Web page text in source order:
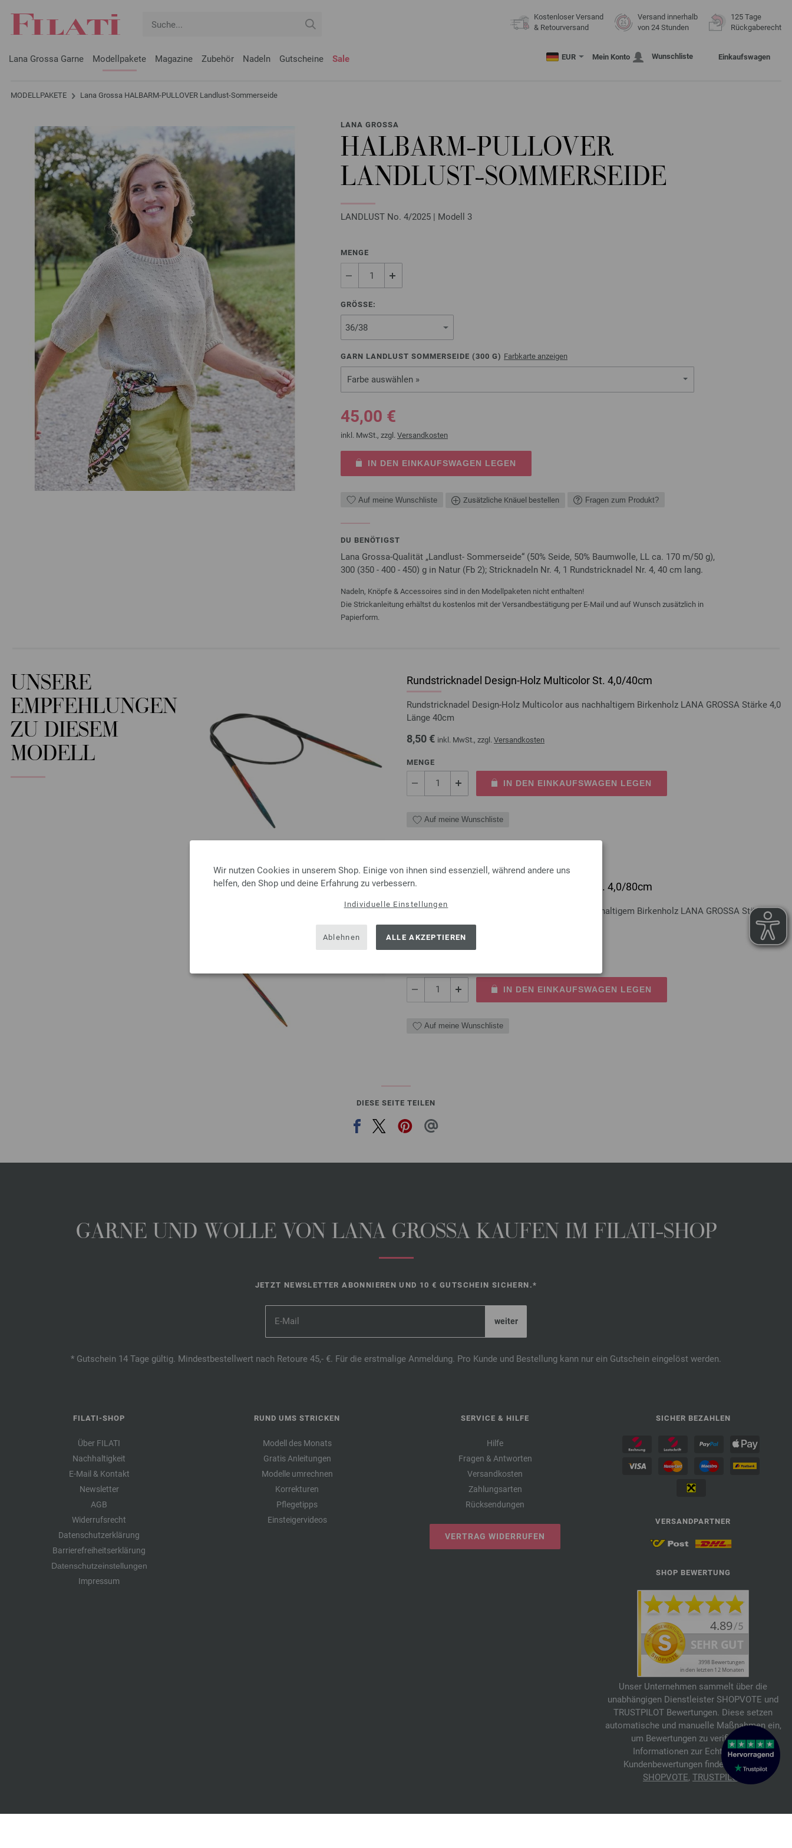
Wir nutzen Cookies in unserem Shop. Einige von ihnen sind essenziell, während andere uns
helfen, den Shop und deine Erfahrung zu verbessern.
Individuelle Einstellungen
Ablehnen ALLE AKZEPTIEREN
Kostenloser Versand
& Retourversand
Versand innerhalb
von 24 Stunden
125 Tage
Rückgaberecht
Lana Grossa Garne Modellpakete Magazine Zubehör Nadeln Gutscheine Sale EUR Mein Konto Wunschliste Einkaufswagen
MODELLPAKETE Lana Grossa HALBARM-PULLOVER Landlust-Sommerseide
LANA GROSSA
HALBARM-PULLOVER
LANDLUST-SOMMERSEIDE
LANDLUST No. 4/2025 | Modell 3
MENGE
GRÖSSE:
GARN LANDLUST SOMMERSEIDE (300 G) Farbkarte anzeigen
Farbe auswählen »
45,00 €
inkl. MwSt., zzgl. Versandkosten
IN DEN EINKAUFSWAGEN LEGEN
Auf meine Wunschliste Zusätzliche Knäuel bestellen Fragen zum Produkt?
DU BENÖTIGST
Lana Grossa-Qualität „Landlust- Sommerseide“ (50% Seide, 50% Baumwolle, LL ca. 170 m/50 g),
300 (350 - 400 - 450) g in Natur (Fb 2); Stricknadeln Nr. 4, 1 Rundstricknadel Nr. 4, 40 cm lang.
Nadeln, Knöpfe & Accessoires sind in den Modellpaketen nicht enthalten!
Die Strickanleitung erhältst du kostenlos mit der Versandbestätigung per E-Mail und auf Wunsch zusätzlich in
Papierform.
UNSERE
EMPFEHLUNGEN
ZU DIESEM
MODELL
Rundstricknadel Design-Holz Multicolor St. 4,0/40cm
Rundstricknadel Design-Holz Multicolor aus nachhaltigem Birkenholz LANA GROSSA Stärke 4,0
Länge 40cm
8,50 € inkl. MwSt., zzgl. Versandkosten
MENGE
IN DEN EINKAUFSWAGEN LEGEN
Auf meine Wunschliste
Rundstricknadel Design-Holz Multicolor St. 4,0/80cm
Rundstricknadel Design-Holz Multicolor aus nachhaltigem Birkenholz LANA GROSSA Stärke 4,0
Länge 80cm
IN DEN EINKAUFSWAGEN LEGEN
Auf meine Wunschliste
DIESE SEITE TEILEN
GARNE UND WOLLE VON LANA GROSSA KAUFEN IM FILATI-SHOP
JETZT NEWSLETTER ABONNIEREN UND 10 € GUTSCHEIN SICHERN.*
* Gutschein 14 Tage gültig. Mindestbestellwert nach Retoure 45,- €. Für die erstmalige Anmeldung. Pro Kunde und Bestellung kann nur ein Gutschein eingelöst werden.
FILATI-SHOP
Über FILATI
Nachhaltigkeit
E-Mail & Kontakt
Newsletter
AGB
Widerrufsrecht
Datenschutzerklärung
Barrierefreiheitserklärung
Datenschutzeinstellungen
Impressum
RUND UMS STRICKEN
Modell des Monats
Gratis Anleitungen
Modelle umrechnen
Korrekturen
Pflegetipps
Einsteigervideos
SERVICE & HILFE
Hilfe
Fragen & Antworten
Versandkosten
Zahlungsarten
Rücksendungen
VERTRAG WIDERRUFEN
SICHER BEZAHLEN
VERSANDPARTNER
SHOP BEWERTUNG
Unser Unternehmen sammelt über die
unabhängigen Dienstleister SHOPVOTE und
TRUSTPILOT Bewertungen. Diese setzen
automatische und manuelle Maßnahmen ein,
um Bewertungen zu verifizieren.
Informationen zur Echtheit von
Kundenbewertungen findest du hier:
SHOPVOTE, TRUSTPILOT